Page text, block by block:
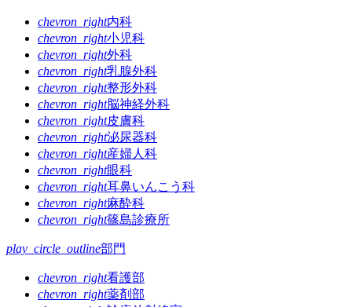
chevron_right内科
chevron_right小児科
chevron_right外科
chevron_right乳腺外科
chevron_right整形外科
chevron_right脳神経外科
chevron_right皮膚科
chevron_right泌尿器科
chevron_right産婦人科
chevron_right眼科
chevron_right耳鼻いんこう科
chevron_right麻酔科
chevron_right篠島診療所
play_circle_outline部門
chevron_right看護部
chevron_right薬剤部